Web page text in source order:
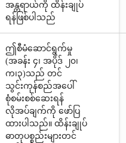
အန္တရာယ်ကို ထိန်းချုပ်
ရန်ဖြစ်ပါသည်
ဤစီမံဆောင်ရွက်မှု
(အခန်း ၄၊ အပိုဒ် ၂၀၊
က၊၃)သည် တင်
သွင်းကုန်စည်အပေါ်
စုံစမ်းစစ်ဆေးရန်
လိုအပ်ချက်ကို ဖော်ပြ
ထားပါသည်။ ထိန်းချုပ်
ဓာတုပစ္စည်းများတင်